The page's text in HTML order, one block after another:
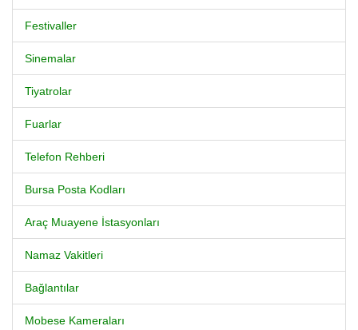
Festivaller
Sinemalar
Tiyatrolar
Fuarlar
Telefon Rehberi
Bursa Posta Kodları
Araç Muayene İstasyonları
Namaz Vakitleri
Bağlantılar
Mobese Kameraları